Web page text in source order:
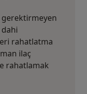
gerektirmeyen
rahatlatma
ilaç
rahatlamak